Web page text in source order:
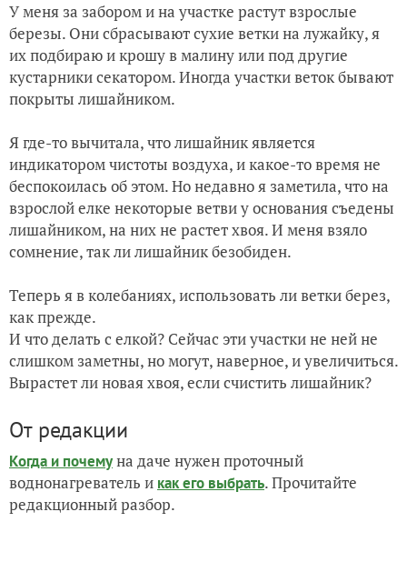
У меня за забором и на участке растут взрослые
березы. Они сбрасывают сухие ветки на лужайку, я
их подбираю и крошу в малину или под другие
кустарники секатором. Иногда участки веток бывают
покрыты лишайником.
Я где-то вычитала, что лишайник является
индикатором чистоты воздуха, и какое-то время не
беспокоилась об этом. Но недавно я заметила, что на
взрослой елке некоторые ветви у основания съедены
лишайником, на них не растет хвоя. И меня взяло
сомнение, так ли лишайник безобиден.
Теперь я в колебаниях, использовать ли ветки берез,
как прежде.
И что делать с елкой? Сейчас эти участки не ней не
слишком заметны, но могут, наверное, и увеличиться.
Вырастет ли новая хвоя, если счистить лишайник?
От редакции
Когда и почемуна даче нужен проточный
воднонагреватель и как его выбрать. Прочитайте
редакционный разбор.